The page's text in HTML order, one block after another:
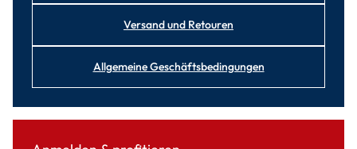
Versand und Retouren
Allgemeine Geschäftsbedingungen